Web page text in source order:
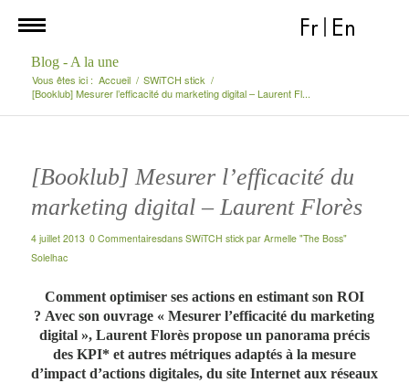
Fr En
Blog - A la une
Vous êtes ici : Accueil / SWiTCH stick /
[Booklub] Mesurer l’efficacité du marketing digital – Laurent Fl...
[Booklub] Mesurer l’efficacité du
marketing digital – Laurent Florès
4 juillet 2013 0 Commentairesdans SWiTCH stick par Armelle "The Boss"
Solelhac
Comment optimiser ses actions en estimant son ROI
? Avec son ouvrage « Mesurer l’efficacité du marketing
digital », Laurent Florès propose un panorama précis
des KPI* et autres métriques adaptés à la mesure
d’impact d’actions digitales, du site Internet aux réseaux